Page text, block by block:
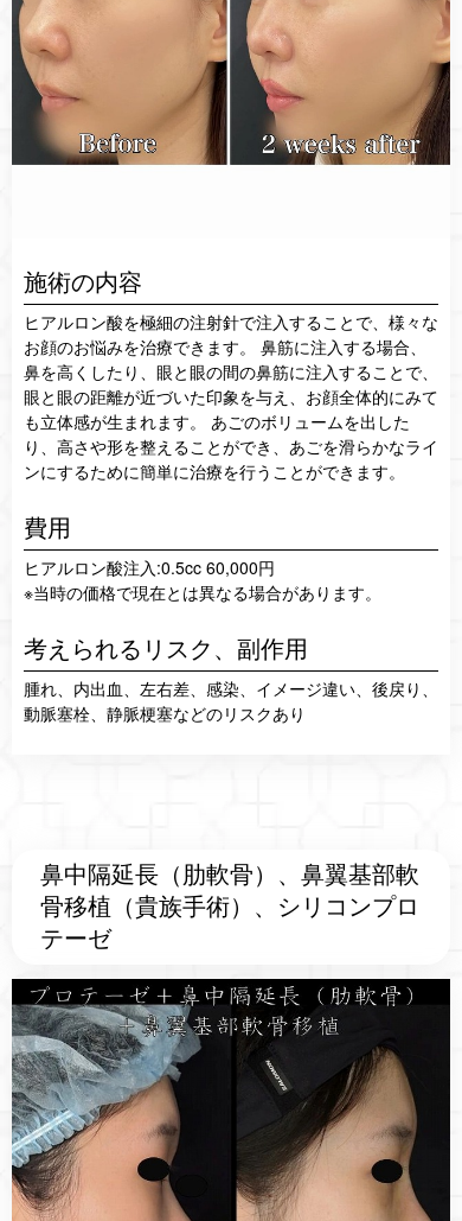
施術の内容
ヒアルロン酸を極細の注射針で注入することで、様々な
お顔のお悩みを治療できます。 鼻筋に注入する場合、
鼻を高くしたり、眼と眼の間の鼻筋に注入することで、
眼と眼の距離が近づいた印象を与え、お顔全体的にみて
も立体感が生まれます。 あごのボリュームを出した
り、高さや形を整えることができ、あごを滑らかなライ
ンにするために簡単に治療を行うことができます。
費用
ヒアルロン酸注入:0.5cc 60,000円
※当時の価格で現在とは異なる場合があります。
考えられるリスク、 副作用
腫れ、内出血、左右差、感染、イメージ違い、後戻り、
動脈塞栓、静脈梗塞などのリスクあり
鼻中隔延長（肋軟骨）、鼻翼基部軟
骨移植（貴族手術）、シリコンプロ
テーゼ